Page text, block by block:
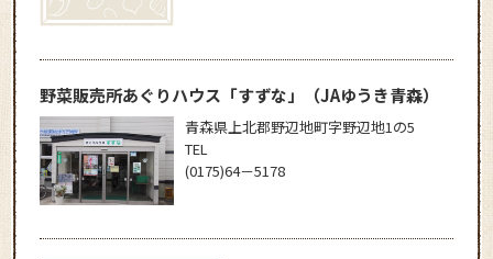
野菜販売所あぐりハウス「すずな」 （JAゆうき青森）
青森県上北郡野辺地町字野辺地1の5
TEL
(0175)64－5178